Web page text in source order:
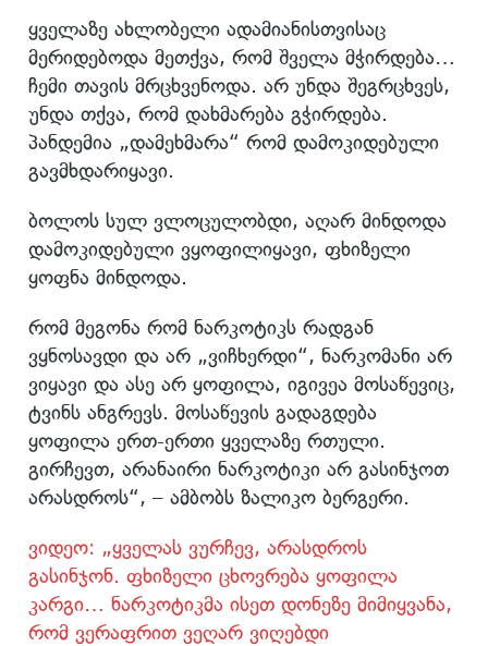
ყველაზე ახლობელი ადამიანისთვისაც
მერიდებოდა მეთქვა, რომ შველა მჭირდება…
ჩემი თავის მრცხვენოდა. არ უნდა შეგრცხვეს,
უნდა თქვა, რომ დახმარება გჭირდება.
პანდემია „დამეხმარა“ რომ დამოკიდებული
გავმხდარიყავი.
ბოლოს სულ ვლოცულობდი, აღარ მინდოდა
დამოკიდებული ვყოფილიყავი, ფხიზელი
ყოფნა მინდოდა.
რომ მეგონა რომ ნარკოტიკს რადგან
ვყნოსავდი და არ „ვიჩხერდი“, ნარკომანი არ
ვიყავი და ასე არ ყოფილა, იგივეა მოსაწევიც,
ტვინს ანგრევს. მოსაწევის გადაგდება
ყოფილა ერთ-ერთი ყველაზე რთული.
გირჩევთ, არანაირი ნარკოტიკი არ გასინჯოთ
არასდროს“, – ამბობს ზალიკო ბერგერი.
ვიდეო: „ყველას ვურჩევ, არასდროს
გასინჯონ. ფხიზელი ცხოვრება ყოფილა
კარგი… ნარკოტიკმა ისეთ დონეზე მიმიყვანა,
რომ ვერაფრით ვეღარ ვიღებდი